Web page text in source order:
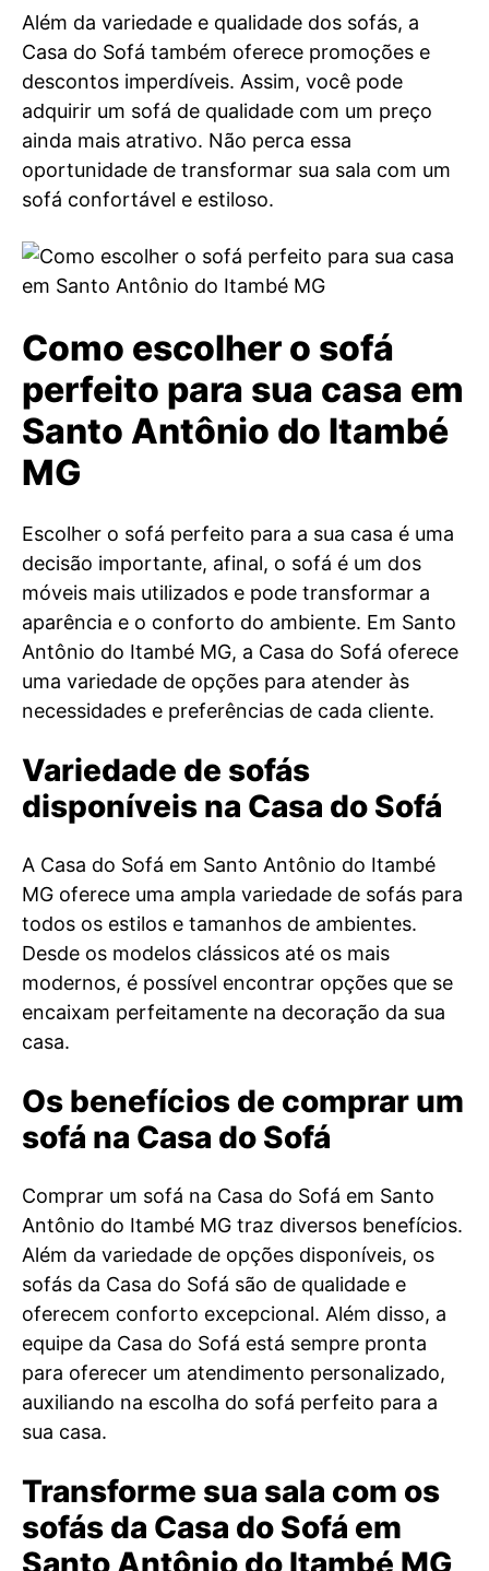
Além da variedade e qualidade dos sofás, a
Casa do Sofá também oferece promoções e
descontos imperdíveis. Assim, você pode
adquirir um sofá de qualidade com um preço
ainda mais atrativo. Não perca essa
oportunidade de transformar sua sala com um
sofá confortável e estiloso.
Como escolher o sofá
perfeito para sua casa em
Santo Antônio do Itambé
MG
Escolher o sofá perfeito para a sua casa é uma
decisão importante, afinal, o sofá é um dos
móveis mais utilizados e pode transformar a
aparência e o conforto do ambiente. Em Santo
Antônio do Itambé MG, a Casa do Sofá oferece
uma variedade de opções para atender às
necessidades e preferências de cada cliente.
Variedade de sofás
disponíveis na Casa do Sofá
A Casa do Sofá em Santo Antônio do Itambé
MG oferece uma ampla variedade de sofás para
todos os estilos e tamanhos de ambientes.
Desde os modelos clássicos até os mais
modernos, é possível encontrar opções que se
encaixam perfeitamente na decoração da sua
casa.
Os benefícios de comprar um
sofá na Casa do Sofá
Comprar um sofá na Casa do Sofá em Santo
Antônio do Itambé MG traz diversos benefícios.
Além da variedade de opções disponíveis, os
sofás da Casa do Sofá são de qualidade e
oferecem conforto excepcional. Além disso, a
equipe da Casa do Sofá está sempre pronta
para oferecer um atendimento personalizado,
auxiliando na escolha do sofá perfeito para a
sua casa.
Transforme sua sala com os
sofás da Casa do Sofá em
Santo Antônio do Itambé MG